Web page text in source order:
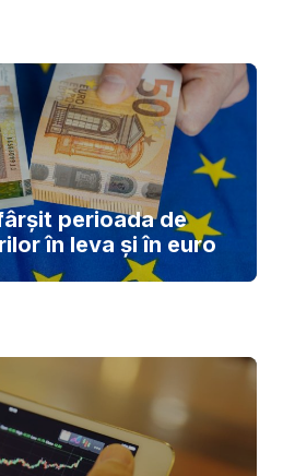
perioada de
în ​​leva și în euro